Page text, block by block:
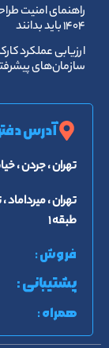
راهنمای امنیت
۱۴۰۴ باید بدانند
سازمان‌های
آدرس
تهران ، جردن ،
تهران ، میرداماد
طبقه ۱
فروش :
پشتیبانی :
همراه :